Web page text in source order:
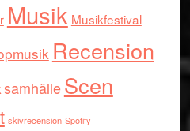
Musik Musikfestival
Recension
samhälleScen
skivrecension Spotify